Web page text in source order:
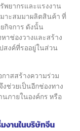
พยากรและแรงงาน
าะสมมาผลิตสินค้าที่
กิจการ ดังนั้น
าช่องวางและสร้าง
สงค์ที่รออยู่ในส่วน
าสสร้างความร่วม
ช่วยเป็นอีกช่องทาง
ภายในองค์กร หรือ
งานในบริษัทจีน